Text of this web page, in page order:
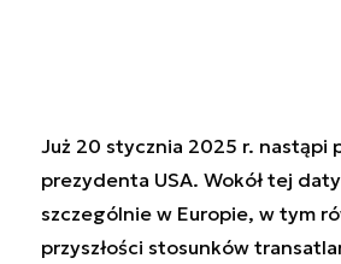
Już 20 stycznia 2025 r. nastąpi
prezydenta USA. Wokół tej
szczególnie w Europie, w tym
przyszłości stosunków